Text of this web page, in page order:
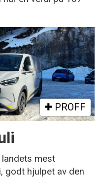
PROFF
landets mest
godt hjulpet av den